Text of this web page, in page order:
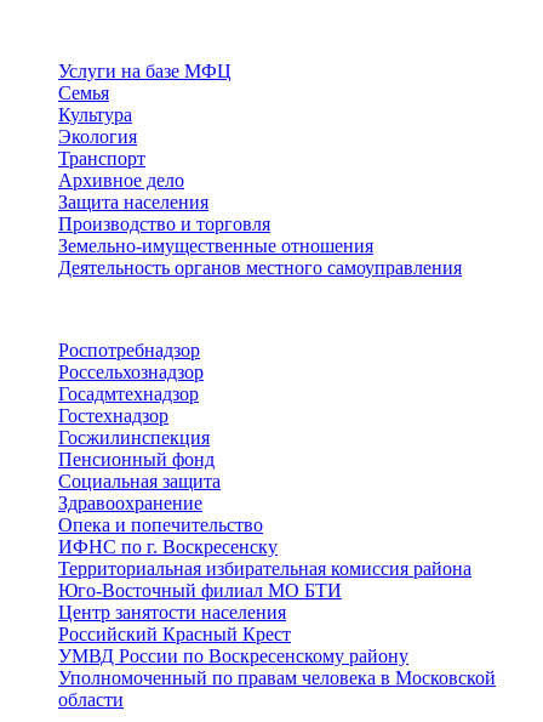
Услуги на базе МФЦ
Семья
Культура
Экология
Транспорт
Архивное дело
Защита населения
Производство и торговля
Земельно-имущественные отношения
Деятельность органов местного самоуправления
Роспотребнадзор
Россельхознадзор
Госадмтехнадзор
Гостехнадзор
Госжилинспекция
Пенсионный фонд
Социальная защита
Здравоохранение
Опека и попечительство
ИФНС по г. Воскресенску
Территориальная избирательная комиссия района
Юго-Восточный филиал МО БТИ
Центр занятости населения
Российский Красный Крест
УМВД России по Воскресенскому району
Уполномоченный по правам человека в Московской
области